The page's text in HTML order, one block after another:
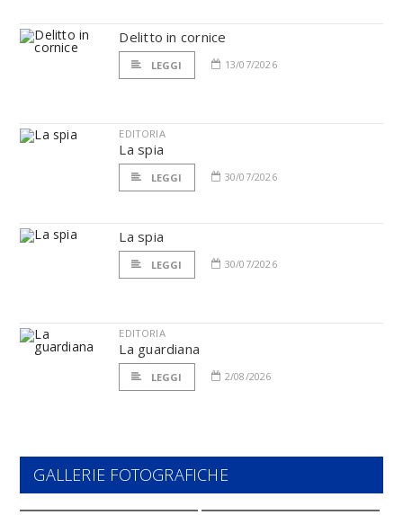
Delitto in cornice
LEGGI 13/07/2026
EDITORIA
La spia
LEGGI 30/07/2026
La spia
LEGGI 30/07/2026
EDITORIA
La guardiana
LEGGI 2/08/2026
GALLERIE FOTOGRAFICHE